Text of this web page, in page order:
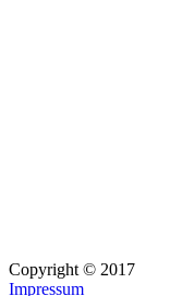
Copyright © 2017
Impressum